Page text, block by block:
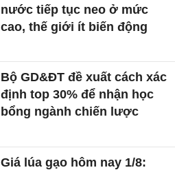
nước tiếp tục neo ở mức
cao, thế giới ít biến động
Bộ GD&ĐT đề xuất cách xác
định top 30% để nhận học
bổng ngành chiến lược
Giá lúa gạo hôm nay 1/8: